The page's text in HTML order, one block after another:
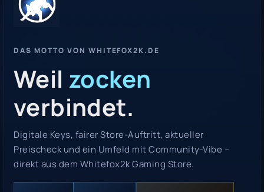
DAS MOTTO VON WHITEFOX2K.DE
Weil zocken
verbindet.
Digitale Keys, fairer Store-Auftritt, aktueller
Preischeck und ein Umfeld mit Community-Vibe –
direkt aus dem Whitefox2k Gaming Store.